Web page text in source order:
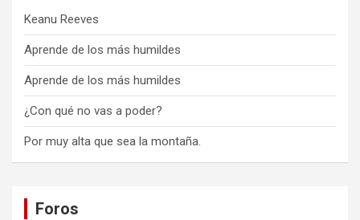
Keanu Reeves
Aprende de los más humildes
Aprende de los más humildes
¿Con qué no vas a poder?
Por muy alta que sea la montaña.
Foros